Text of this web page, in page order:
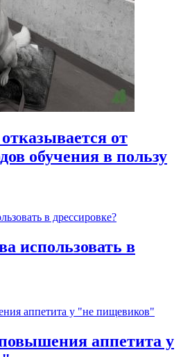
от
обучения в пользу
использовать в
аппетита у